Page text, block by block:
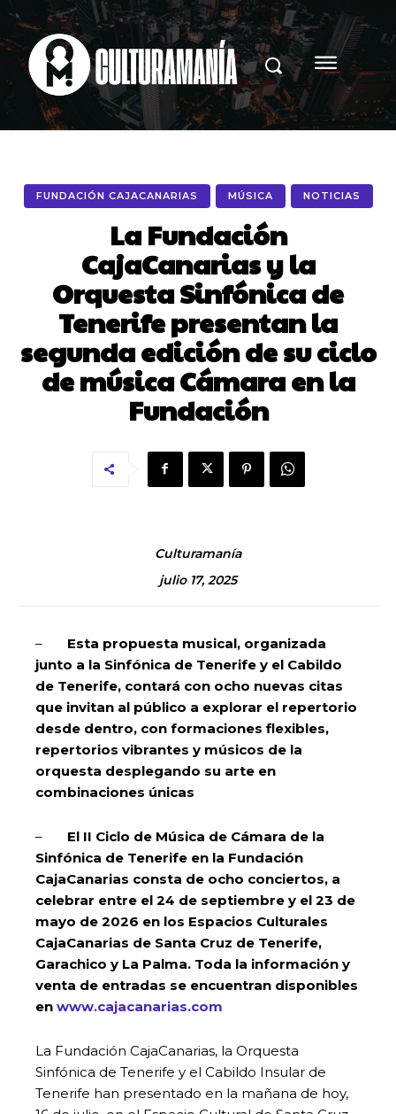
FUNDACIÓN CAJACANARIAS MÚSICA NOTICIAS
La Fundación
CajaCanarias y la
Orquesta Sinfónica de
Tenerife presentan la
segunda edición de su ciclo
de música Cámara en la
Fundación
Culturamanía
julio 17, 2025
– Esta propuesta musical, organizada
junto a la Sinfónica de Tenerife y el Cabildo
de Tenerife, contará con ocho nuevas citas
que invitan al público a explorar el repertorio
desde dentro, con formaciones flexibles,
repertorios vibrantes y músicos de la
orquesta desplegando su arte en
combinaciones únicas
– El II Ciclo de Música de Cámara de la
Sinfónica de Tenerife en la Fundación
CajaCanarias consta de ocho conciertos, a
celebrar entre el 24 de septiembre y el 23 de
mayo de 2026 en los Espacios Culturales
CajaCanarias de Santa Cruz de Tenerife,
Garachico y La Palma. Toda la información y
venta de entradas se encuentran disponibles
en www.cajacanarias.com
La Fundación CajaCanarias, la Orquesta
Sinfónica de Tenerife y el Cabildo Insular de
Tenerife han presentado en la mañana de hoy,